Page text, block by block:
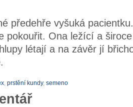
předehře vyšuká
pokouřit. Ona ležící a
létají a na závěr jí
, prstění kundy, semeno